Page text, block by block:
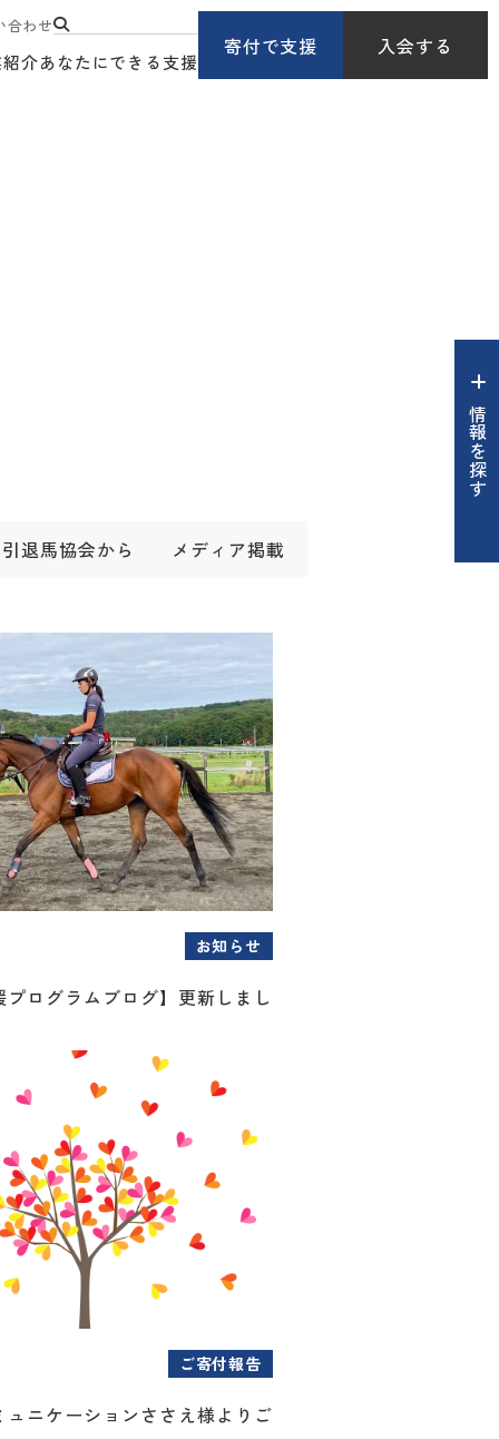
合わせ
介あなたにできる支援
寄付で支援 入会する
情報を探す
引退馬協会から メディア掲載
お知らせ
ログラムブログ】更新しまし
ご寄付報告
ュニケーションささえ様よりご